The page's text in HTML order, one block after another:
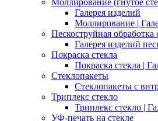
Галерея изделий
Моллирование |
Пескоструйная обработка
Галерея изделий
Покраска стекла
Покраска стекла |
Стеклопакеты
Стеклопакеты с
Триплекс стекло
Триплекс стекло |
УФ-печать на стекле